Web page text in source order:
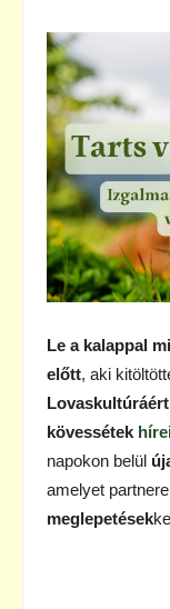
Le a kalappal
előtt, aki
kövessétek
napokon belül
amelyet
meglepetések